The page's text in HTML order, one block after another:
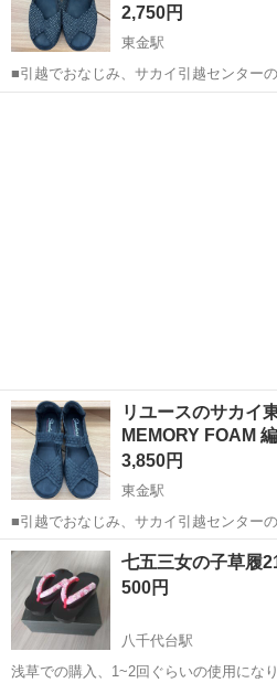
2,750円
東金駅
■引越でおなじみ、サカイ引越センター
オープン致しました。 リユースのサカイ東金店です！ ★住所：千葉県
リユースのサカイ
MEMORY FOAM
3,850円
東金駅
■引越でおなじみ、サカイ引越センター
オープン致しました。 リユースのサカイ東金店です！ ★住所：千葉県
東金市南上宿11-8 JR東金駅から徒歩15分です！ ただいまオープンキ
ャンペーン...
千葉 東金市 東金駅 靴
七五三女の子草履
500円
八千代台駅
浅草での購入、1~2回ぐらいの使用になります。 自宅はペ